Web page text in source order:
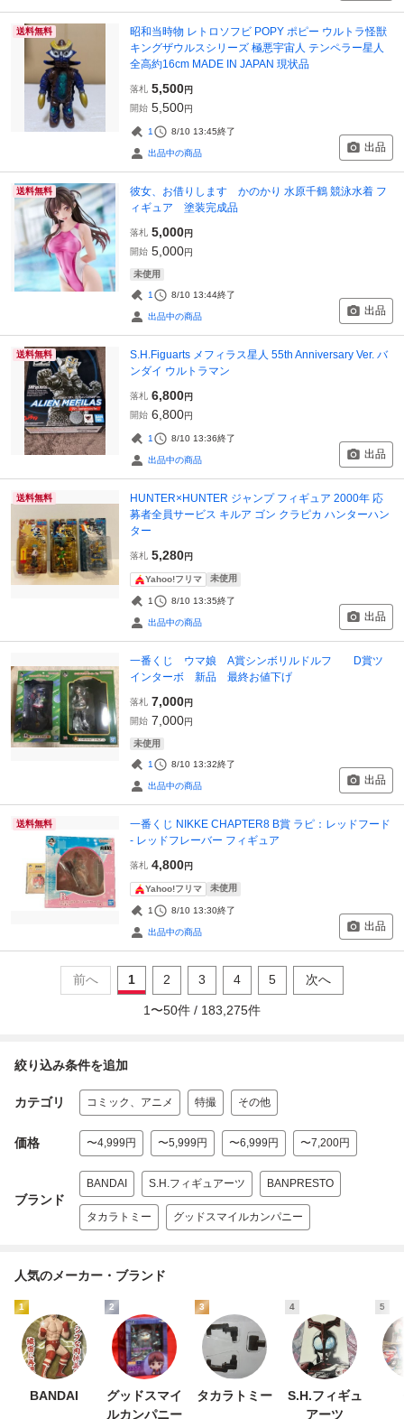
送料無料
昭和当時物 レトロソフビ POPY ポピー ウルトラ怪獣
キングザウルスシリーズ 極悪宇宙人 テンペラー星人
全高約16cm MADE IN JAPAN 現状品
落札 5,500円
開始 5,500円
1 8/10 13:45終了
出品中の商品 出品
送料無料
彼女、お借りします かのかり 水原千鶴 競泳水着 フ
ィギュア 塗装完成品
落札 5,000円
開始 5,000円
未使用
1 8/10 13:44終了
出品中の商品 出品
送料無料
S.H.Figuarts メフィラス星人 55th Anniversary Ver. バ
ンダイ ウルトラマン
落札 6,800円
開始 6,800円
1 8/10 13:36終了
出品中の商品 出品
送料無料
HUNTER×HUNTER ジャンプ フィギュア 2000年 応
募者全員サービス キルア ゴン クラピカ ハンターハン
ター
落札 5,280円
Yahoo!フリマ 未使用
1 8/10 13:35終了
出品中の商品 出品
一番くじ ウマ娘 A賞シンボリルドルフ D賞ツ
インターボ 新品 最終お値下げ
落札 7,000円
開始 7,000円
未使用
1 8/10 13:32終了
出品中の商品 出品
送料無料
一番くじ NIKKE CHAPTER8 B賞 ラピ：レッドフード
- レッドフレーバー フィギュア
落札 4,800円
Yahoo!フリマ 未使用
1 8/10 13:30終了
出品中の商品 出品
前へ 1 2 3 4 5 次へ
1 〜50件 / 183,275件
絞り込み条件を追加
カテゴリ コミック、アニメ 特撮 その他
価格 〜4,999円 〜5,999円 〜6,999円 〜7,200円
ブランド
BANDAI S.H.フィギュアーツ BANPRESTO
タカラトミー グッドスマイルカンパニー
人気のメーカー・ブランド
1
BANDAI
2
グッドスマイ
ルカンパニー
3
タカラトミー
4
S.H.フィギュ
アーツ
5